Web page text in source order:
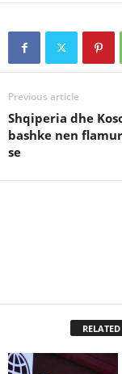
Previous article
Shqiperia dhe
bashke nen
se